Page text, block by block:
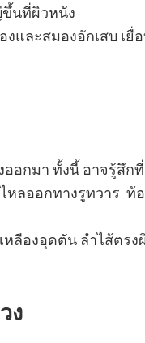
นที่ผิวหนัง
และสมองอักเสบ เยื่
อกมา ทั้งนี้ อาจรู้สึกที่
หลออกทางรูทวาร ท้
หลืองอุดตัน ลำไส้ตรง
ง